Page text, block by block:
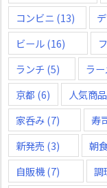
コンビニ (13)
ビール(16)
ランチ (5) ラ
京都 (6) 人気商品
家呑み(7) 寿
新発売 (3) 朝
自販機(7) 調